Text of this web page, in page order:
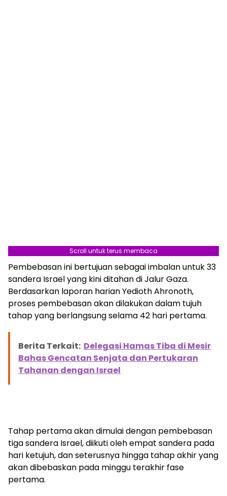
Scroll untuk terus membaca
Pembebasan ini bertujuan sebagai imbalan untuk 33
sandera Israel yang kini ditahan di Jalur Gaza.
Berdasarkan laporan harian Yedioth Ahronoth,
proses pembebasan akan dilakukan dalam tujuh
tahap yang berlangsung selama 42 hari pertama.
Berita Terkait: Delegasi Hamas Tiba di Mesir
Bahas Gencatan Senjata dan Pertukaran
Tahanan dengan Israel
Tahap pertama akan dimulai dengan pembebasan
tiga sandera Israel, diikuti oleh empat sandera pada
hari ketujuh, dan seterusnya hingga tahap akhir yang
akan dibebaskan pada minggu terakhir fase
pertama.